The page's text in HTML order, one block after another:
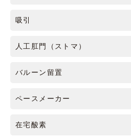
吸引
人工肛門（ストマ）
バルーン留置
ペースメーカー
在宅酸素